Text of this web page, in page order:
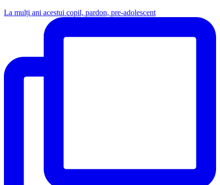
La mulți ani acestui copil, pardon, pre-adolescent